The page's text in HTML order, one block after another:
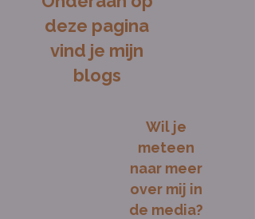
deze pagina
vind je mijn
blogs
Wil je
meteen
naar meer
over mij in
de media?